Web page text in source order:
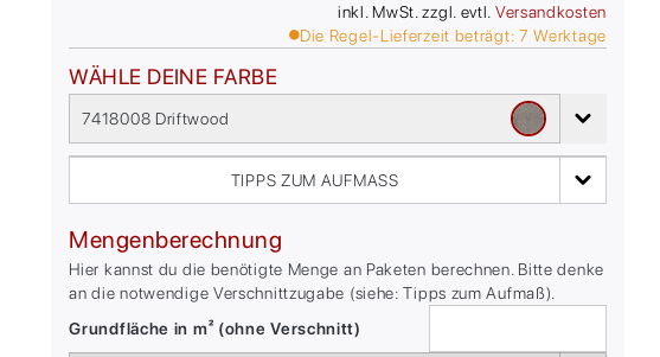
inkl. MwSt. zzgl. evtl. Versandkosten
Die Regel-Lieferzeit beträgt: 7 Werktage
WÄHLE DEINE FARBE
7418008 Driftwood
TIPPS ZUM AUFMASS
Mengenberechnung
Hier kannst du die benötigte Menge an Paketen berechnen. Bitte denke
an die notwendige Verschnittzugabe (siehe: Tipps zum Aufmaß).
Grundfläche in m² (ohne Verschnitt)